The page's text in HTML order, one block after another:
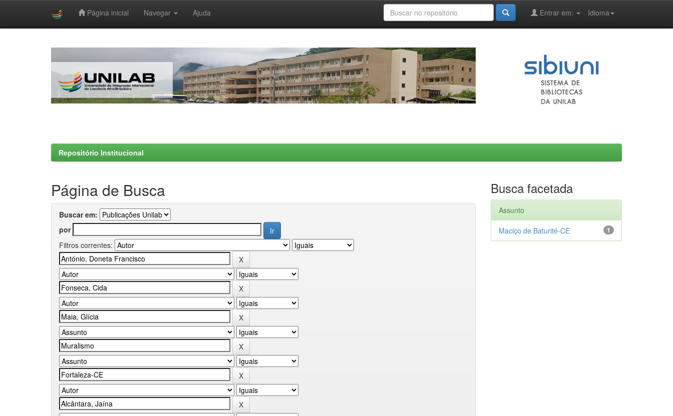
Página inicial Navegar Ajuda Idioma
Entrar em:
Repositório Institucional
Página de Busca
Buscar em:
por
Filtros correntes:
Busca facetada
Assunto
1
Maciço de Baturité-CE